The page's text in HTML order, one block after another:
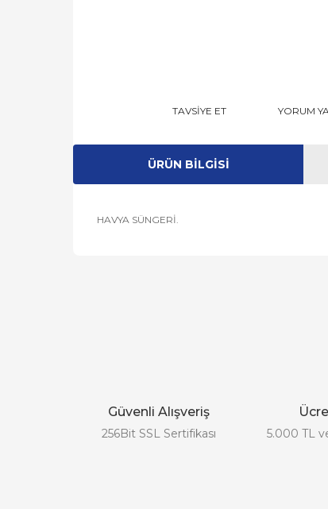
TAVSİYE ET YORUM
ÜRÜN BILGISI
HAVYA SÜNGERİ.
Ürün bilgilerinde hatalar bulunuyor.
Güvenli Alışveriş
256Bit SSL Sertifikası 5.000 TL